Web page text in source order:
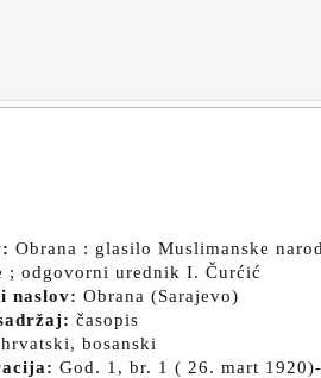
Obrana : glasilo Muslimanske
; odgovorni urednik I. Čurćić
naslov: Obrana (Sarajevo)
časopis
hrvatski, bosanski
God. 1, br. 1 ( 26. mart